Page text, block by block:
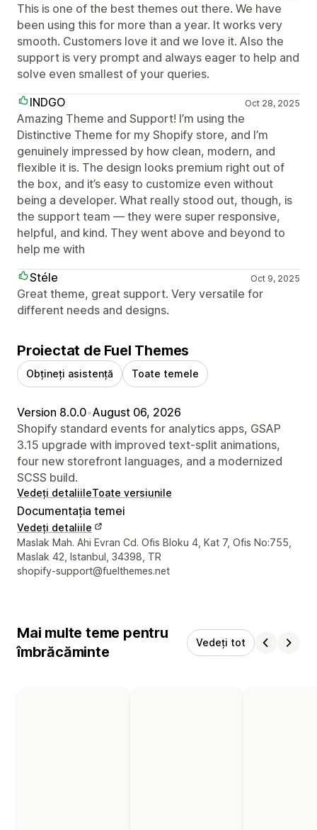
This is one of the best themes out there. We have
been using this for more than a year. It works very
smooth. Customers love it and we love it. Also the
support is very prompt and always eager to help and
solve even smallest of your queries.
INDGO
Oct 28, 2025
Amazing Theme and Support! I’m using the
Distinctive Theme for my Shopify store, and I’m
genuinely impressed by how clean, modern, and
flexible it is. The design looks premium right out of
the box, and it’s easy to customize even without
being a developer. What really stood out, though, is
the support team — they were super responsive,
helpful, and kind. They went above and beyond to
help me with
Stéle
Oct 9, 2025
Great theme, great support. Very versatile for
different needs and designs.
Proiectat de Fuel Themes
Obțineți asistență Toate temele
Version 8.0.0•August 06, 2026
Shopify standard events for analytics apps, GSAP
3.15 upgrade with improved text-split animations,
four new storefront languages, and a modernized
SCSS build.
Vedeți detaliileToate versiunile
Documentația temei
Vedeți detaliile
Detaliile de contact ale designerului
Maslak Mah. Ahi Evran Cd. Ofis Bloku 4, Kat 7, Ofis No:755,
Maslak 42, Istanbul, 34398, TR
shopify-support@fuelthemes.net
Mai multe teme pentru
îmbrăcăminte
Vedeți tot